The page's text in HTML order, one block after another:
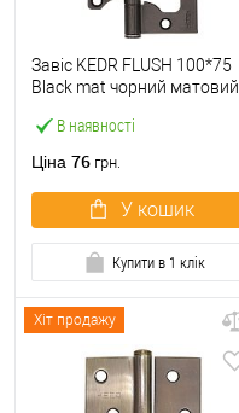
В наявності
Завіс KEDR FLUSH 100*75
Black mat чорний матовий
Ціна 76 грн.
У кошик
Купити в 1 клік
Хіт продажу